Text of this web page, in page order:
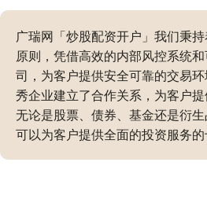
广瑞网「炒股配资开户」我们秉
原则，凭借高效的内部风控系统
司，为客户提供安全可靠的交易
秀企业建立了合作关系，为客户提
无论是股票、债券、基金还是衍
可以为客户提供全面的投资服务的